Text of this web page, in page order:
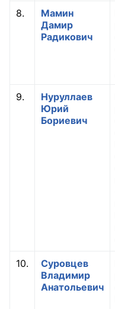
8.
Мамин
Дамир
Радикович
9.
Нуруллаев
Юрий
Бориевич
10.
Суровцев
Владимир
Анатольевич